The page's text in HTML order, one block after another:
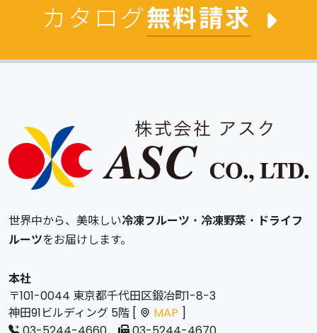
カタログ無料請求
世界中から、美味しい冷凍フルーツ ・ 冷凍野菜 ・ ドライフ
ルーツをお届けします。
本社
〒101-0044 東京都千代田区鍛冶町1-8-3
神田91ビルディング 5階 [
MAP ]